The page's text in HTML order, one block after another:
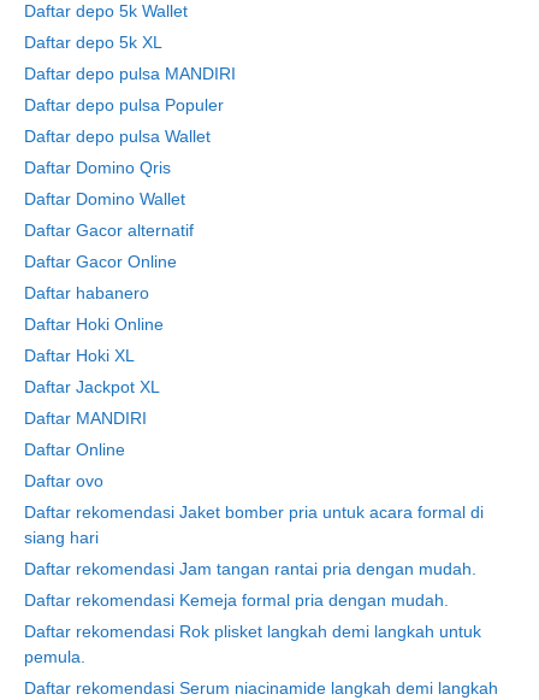
Daftar depo 5k Wallet
Daftar depo 5k XL
Daftar depo pulsa MANDIRI
Daftar depo pulsa Populer
Daftar depo pulsa Wallet
Daftar Domino Qris
Daftar Domino Wallet
Daftar Gacor alternatif
Daftar Gacor Online
Daftar habanero
Daftar Hoki Online
Daftar Hoki XL
Daftar Jackpot XL
Daftar MANDIRI
Daftar Online
Daftar ovo
Daftar rekomendasi Jaket bomber pria untuk acara formal di
siang hari
Daftar rekomendasi Jam tangan rantai pria dengan mudah.
Daftar rekomendasi Kemeja formal pria dengan mudah.
Daftar rekomendasi Rok plisket langkah demi langkah untuk
pemula.
Daftar rekomendasi Serum niacinamide langkah demi langkah